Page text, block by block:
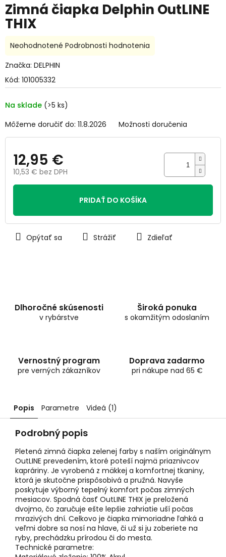
Zimná čiapka Delphin OutLINE
THIX
Kód: 101005332
Na sklade (>5 ks)
Môžeme doručiť do: 11.8.2026 Možnosti doručenia
12,95 €
10,53 € bez DPH
Jednotková
PRIDAŤ DO KOŠÍKA
Opýtať sa Strážiť Zdieľať
Priemerné
produktu
0,0
5
hviezdičiek.
Neohodnotené Podrobnosti hodnotenia
Značka: DELPHIN
Dlhoročné skúsenosti
v rybárstve
Široká ponuka
s okamžitým odoslaním
Vernostný program
pre verných zákazníkov
Doprava zadarmo
pri nákupe nad 65 €
Popis Parametre Videá (1)
Podrobný popis
Pletená zimná čiapka zelenej farby s naším originálnym
OutLINE prevedením, ktoré poteší najmä priaznivcov
kapráriny. Je vyrobená z mäkkej a komfortnej tkaniny,
ktorá je skutočne prispôsobivá a pružná. Navyše
poskytuje výborný tepelný komfort počas zimných
mesiacov. Spodná časť OutLINE THIX je preložená
dvojmo, čo zaručuje ešte lepšie zahriatie uší počas
mrazivých dní. Celkovo je čiapka mimoriadne ľahká a
veľmi dobre sa nosí na hlave, či už si ju zoberiete na
ryby, prechádzku prírodou či do mesta.
Technické parametre: